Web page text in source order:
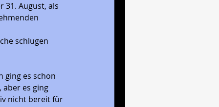
31. August, als
schlugen
ging es schon
aber es ging
nicht bereit für